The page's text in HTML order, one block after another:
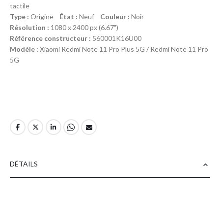
tactile
Type : Origine État : Neuf Couleur : Noir
Résolution : 1080 x 2400 px (6.67")
Référence constructeur : 560001K16U00
Modèle : Xiaomi Redmi Note 11 Pro Plus 5G / Redmi Note 11 Pro
5G
DÉTAILS